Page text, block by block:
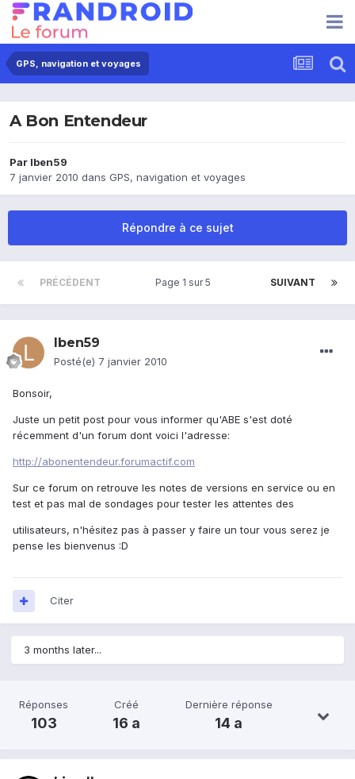
GPS, navigation et voyages
A Bon Entendeur
Par lben59
7 janvier 2010 dans GPS, navigation et voyages
Répondre à ce sujet
PRÉCÉDENT SUIVANT
Page 1 sur 5
lben59
Posté(e) 7 janvier 2010
Bonsoir,
Juste un petit post pour vous informer qu'ABE s'est doté
récemment d'un forum dont voici l'adresse:
http://abonentendeur.forumactif.com
Sur ce forum on retrouve les notes de versions en service ou en
test et pas mal de sondages pour tester les attentes des
utilisateurs, n'hésitez pas à passer y faire un tour vous serez je
pense les bienvenus :D
Citer
3 months later...
Réponses
103
Créé
16 a
Dernière réponse
14 a